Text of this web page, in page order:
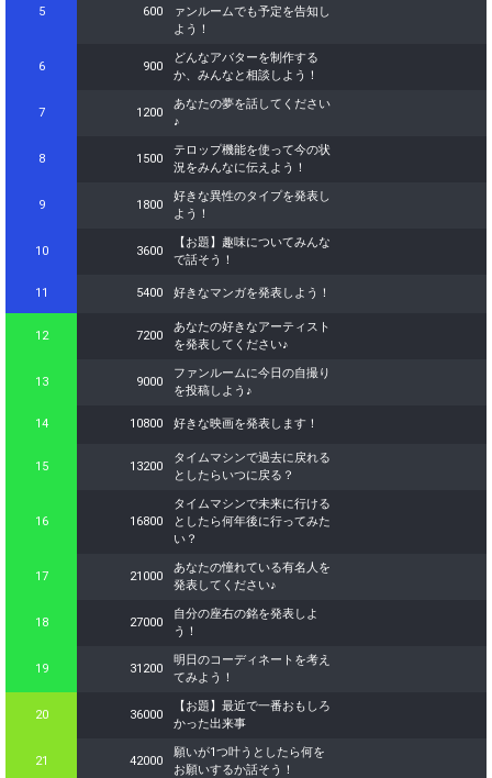
Throw gifts to the stage and join
First, try throwing free Stars
Show Gold to purchase gifts
(available from 1 JPY)! When you
continue to send gifts to the
performer(s), the performer's
popularity ranking and your
To cheer on performers, you can
To send performers paid items,
you must use Show Gold.
refrain from posting comments
that may offend performers or
Close
5 600
ァンルームでも予定を告知し
よう！
6 900
どんなアバターを制作する
か、みんなと相談しよう！
7 1200
あなたの夢を話してください
♪
8 1500
テロップ機能を使って今の状
況をみんなに伝えよう！
9 1800
好きな異性のタイプを発表し
よう！
10 3600
【お題】趣味についてみんな
で話そう！
11 5400 好きなマンガを発表しよう！
12 7200
あなたの好きなアーティスト
を発表してください♪
13 9000
ファンルームに今日の自撮り
を投稿しよう♪
14 10800 好きな映画を発表します！
15 13200
タイムマシンで過去に戻れる
としたらいつに戻る？
16 16800
タイムマシンで未来に行ける
としたら何年後に行ってみた
い？
17 21000
あなたの憧れている有名人を
発表してください♪
18 27000
自分の座右の銘を発表しよ
う！
19 31200
明日のコーディネートを考え
てみよう！
20 36000
【お題】最近で一番おもしろ
かった出来事
21 42000
願いが1つ叶うとしたら何を
お願いするか話そう！